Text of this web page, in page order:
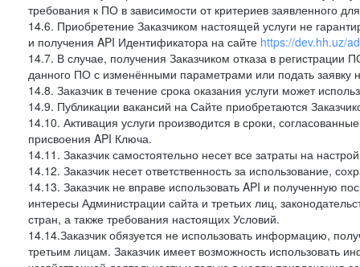
требования к ПО в зависимости от критериев заявленного
14.6. Приобретение Заказчиком настоящей услуги не
и получения API Идентификатора на сайте https://dev.hh.uz/
14.7. В случае, получения Заказчиком отказа в регистрации
данного ПО с изменёнными параметрами или подать заявку
14.8. Заказчик в течение срока оказания услуги может
14.9. Публикации вакансий на Сайте приобретаются
14.10. Активация услуги производится в сроки,
присвоения API Ключа.
14.11. Заказчик самостоятельно несет все затраты на
14.12. Заказчик несет ответственность за использование,
14.13. Заказчик не вправе использовать API и
интересы Администрации сайта и третьих лиц,
стран, а также требования настоящих Условий.
14.14.Заказчик обязуется не использовать информацию,
третьим лицам. Заказчик имеет возможность использовать